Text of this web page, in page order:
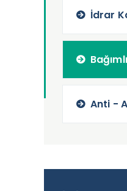
İdrar
Anti -